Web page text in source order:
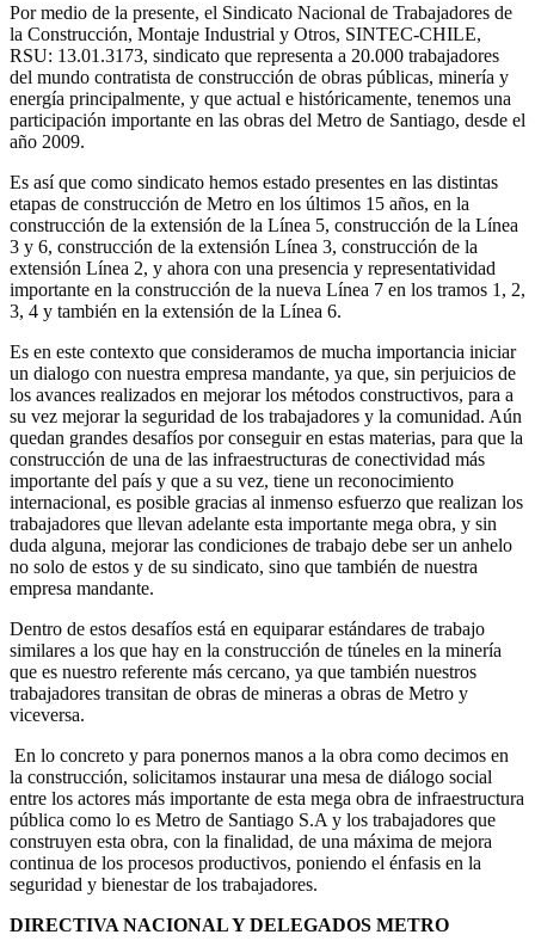
Por medio de la presente, el Sindicato Nacional de Trabajadores de
la Construcción, Montaje Industrial y Otros, SINTEC-CHILE,
RSU: 13.01.3173, sindicato que representa a 20.000 trabajadores
del mundo contratista de construcción de obras públicas, minería y
energía principalmente, y que actual e históricamente, tenemos una
participación importante en las obras del Metro de Santiago, desde el
año 2009.
Es así que como sindicato hemos estado presentes en las distintas
etapas de construcción de Metro en los últimos 15 años, en la
construcción de la extensión de la Línea 5, construcción de la Línea
3 y 6, construcción de la extensión Línea 3, construcción de la
extensión Línea 2, y ahora con una presencia y representatividad
importante en la construcción de la nueva Línea 7 en los tramos 1, 2,
3, 4 y también en la extensión de la Línea 6.
Es en este contexto que consideramos de mucha importancia iniciar
un dialogo con nuestra empresa mandante, ya que, sin perjuicios de
los avances realizados en mejorar los métodos constructivos, para a
su vez mejorar la seguridad de los trabajadores y la comunidad. Aún
quedan grandes desafíos por conseguir en estas materias, para que la
construcción de una de las infraestructuras de conectividad más
importante del país y que a su vez, tiene un reconocimiento
internacional, es posible gracias al inmenso esfuerzo que realizan los
trabajadores que llevan adelante esta importante mega obra, y sin
duda alguna, mejorar las condiciones de trabajo debe ser un anhelo
no solo de estos y de su sindicato, sino que también de nuestra
empresa mandante.
Dentro de estos desafíos está en equiparar estándares de trabajo
similares a los que hay en la construcción de túneles en la minería
que es nuestro referente más cercano, ya que también nuestros
trabajadores transitan de obras de mineras a obras de Metro y
viceversa.
En lo concreto y para ponernos manos a la obra como decimos en
la construcción, solicitamos instaurar una mesa de diálogo social
entre los actores más importante de esta mega obra de infraestructura
pública como lo es Metro de Santiago S.A y los trabajadores que
construyen esta obra, con la finalidad, de una máxima de mejora
continua de los procesos productivos, poniendo el énfasis en la
seguridad y bienestar de los trabajadores.
DIRECTIVA NACIONAL Y DELEGADOS METRO